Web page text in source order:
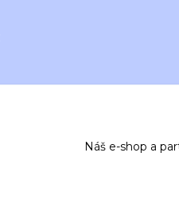
Náš e-shop a